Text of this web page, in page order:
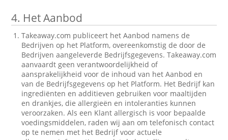
4. Het Aanbod
Takeaway.com publiceert het Aanbod namens de
Bedrijven op het Platform, overeenkomstig de door de
Bedrijven aangeleverde Bedrijfsgegevens. Takeaway.com
aanvaardt geen verantwoordelijkheid of
aansprakelijkheid voor de inhoud van het Aanbod en
van de Bedrijfsgegevens op het Platform. Het Bedrijf kan
ingrediënten en additieven gebruiken voor maaltijden
en drankjes, die allergieën en intoleranties kunnen
veroorzaken. Als een Klant allergisch is voor bepaalde
voedingsmiddelen, raden wij aan om telefonisch contact
op te nemen met het Bedrijf voor actuele